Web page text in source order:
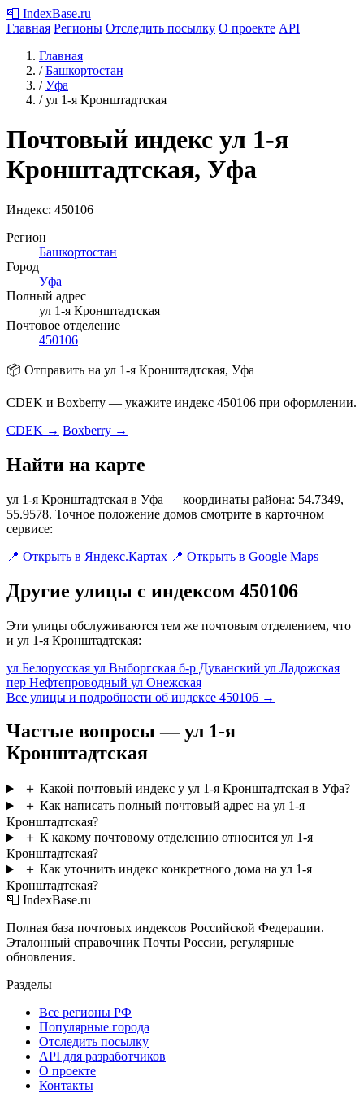
📮 IndexBase.ru
Главная Регионы Отследить посылку О проекте API
Главная
/ Башкортостан
/ Уфа
/ ул 1-я Кронштадтская
Почтовый индекс ул 1-я
Кронштадтская, Уфа
Индекс: 450106
Регион
Башкортостан
Город
Уфа
Полный адрес
ул 1-я Кронштадтская
Почтовое отделение
450106
📦 Отправить на ул 1-я Кронштадтская, Уфа
CDEK и Boxberry — укажите индекс 450106 при оформлении.
CDEK → Boxberry →
Найти на карте
ул 1-я Кронштадтская в Уфа — координаты района: 54.7349,
55.9578. Точное положение домов смотрите в карточном
сервисе:
📍 Открыть в Яндекс.Картах 📍 Открыть в Google Maps
Другие улицы с индексом 450106
Эти улицы обслуживаются тем же почтовым отделением, что
и ул 1-я Кронштадтская:
ул Белорусская ул Выборгская б-р Дуванский ул Ладожская
пер Нефтепроводный ул Онежская
Все улицы и подробности об индексе 450106 →
Частые вопросы — ул 1-я
Кронштадтская
＋ Какой почтовый индекс у ул 1-я Кронштадтская в Уфа?
＋ Как написать полный почтовый адрес на ул 1-я
Кронштадтская?
＋ К какому почтовому отделению относится ул 1-я
Кронштадтская?
＋ Как уточнить индекс конкретного дома на ул 1-я
Кронштадтская?
📮 IndexBase.ru
Полная база почтовых индексов Российской Федерации.
Эталонный справочник Почты России, регулярные
обновления.
Разделы
Все регионы РФ
Популярные города
Отследить посылку
API для разработчиков
О проекте
Контакты